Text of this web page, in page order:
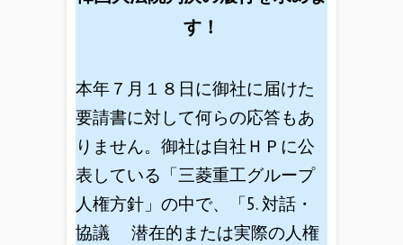
す！
本年７月１８日に御社に届けた
要請書に対して何らの応答もあ
りません。御社は自社ＨＰに公
表している「三菱重工グループ
人権方針」の中で、「5. 対話・
協議 潜在的または実際の人権